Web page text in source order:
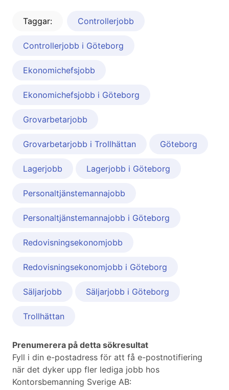
Taggar: Controllerjobb
Controllerjobb i Göteborg
Ekonomichefsjobb
Ekonomichefsjobb i Göteborg
Grovarbetarjobb
Grovarbetarjobb i Trollhättan Göteborg
Lagerjobb Lagerjobb i Göteborg
Personaltjänstemannajobb
Personaltjänstemannajobb i Göteborg
Redovisningsekonomjobb
Redovisningsekonomjobb i Göteborg
Säljarjobb Säljarjobb i Göteborg
Trollhättan
Prenumerera på detta sökresultat
Fyll i din e-postadress för att få e-postnotifiering
när det dyker upp fler lediga jobb hos
Kontorsbemanning Sverige AB: